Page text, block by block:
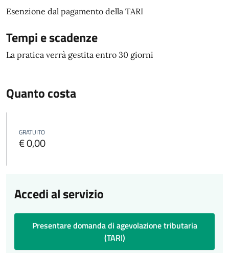
Esenzione dal pagamento della TARI
Tempi e scadenze
La pratica verrà gestita entro 30 giorni
Quanto costa
GRATUITO
€ 0,00
Accedi al servizio
Presentare domanda di agevolazione tributaria
(TARI)